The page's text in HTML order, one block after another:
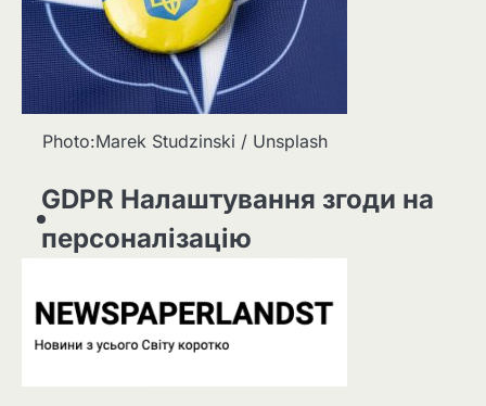
Photo:Marek Studzinski / Unsplash
GDPR Налаштування згоди на
персоналізацію